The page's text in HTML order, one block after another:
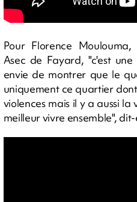
Pour Florence
Asec de Fayard, "c'est
envie de montrer que le
uniquement ce quartier
violences mais il y a aussi
meilleur vivre ensemble",